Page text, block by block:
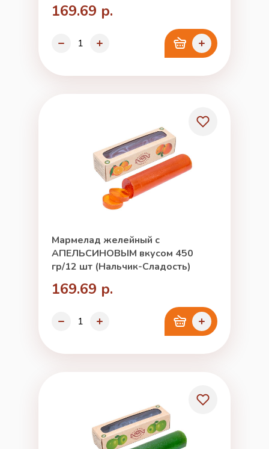
169.69 р.
Мармелад желейный с
АПЕЛЬСИНОВЫМ вкусом 450
гр/12 шт (Нальчик-Сладость)
169.69 р.